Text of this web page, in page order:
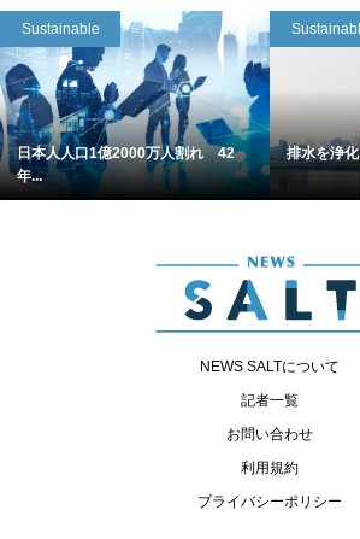
Sustainable
日本人人口1億2000万人割れ 42
年...
排水を浄
NEWS SALTについて
記者一覧
お問い合わせ
利用規約
プライバシーポリシー